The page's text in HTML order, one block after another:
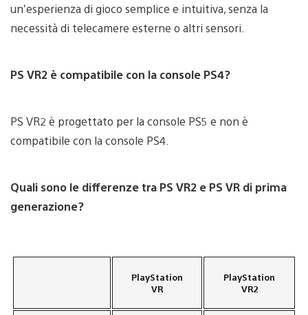
un’esperienza di gioco semplice e intuitiva, senza la
necessità di telecamere esterne o altri sensori.
PS VR2 è compatibile con la console PS4?
PS VR2 è progettato per la console PS5 e non è
compatibile con la console PS4.
Quali sono le differenze tra PS VR2 e PS VR di prima
generazione?
PlayStation
VR
PlayStation
VR2